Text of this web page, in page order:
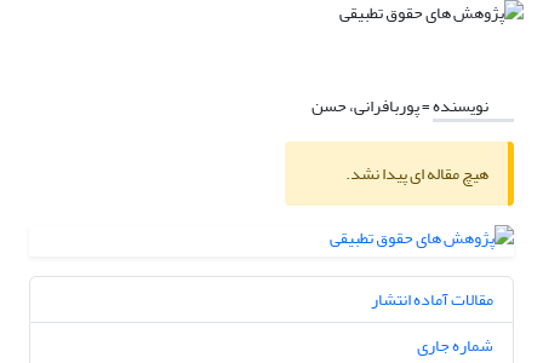
نویسنده =پوربافرانی، حسن
هیچ مقاله ای پیدا نشد.
مقالات آماده انتشار
شماره جاری